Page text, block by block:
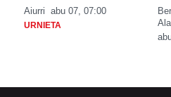
Aiurri abu 07, 07:00
URNIETA